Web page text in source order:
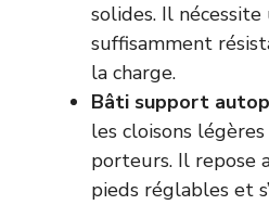
solides. Il
suffisamment
la charge.
Bâti support
les cloisons
porteurs. Il repose
pieds réglables et